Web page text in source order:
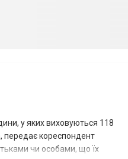
у яких виховуються 118
передає кореспондент
чи особами, що їх